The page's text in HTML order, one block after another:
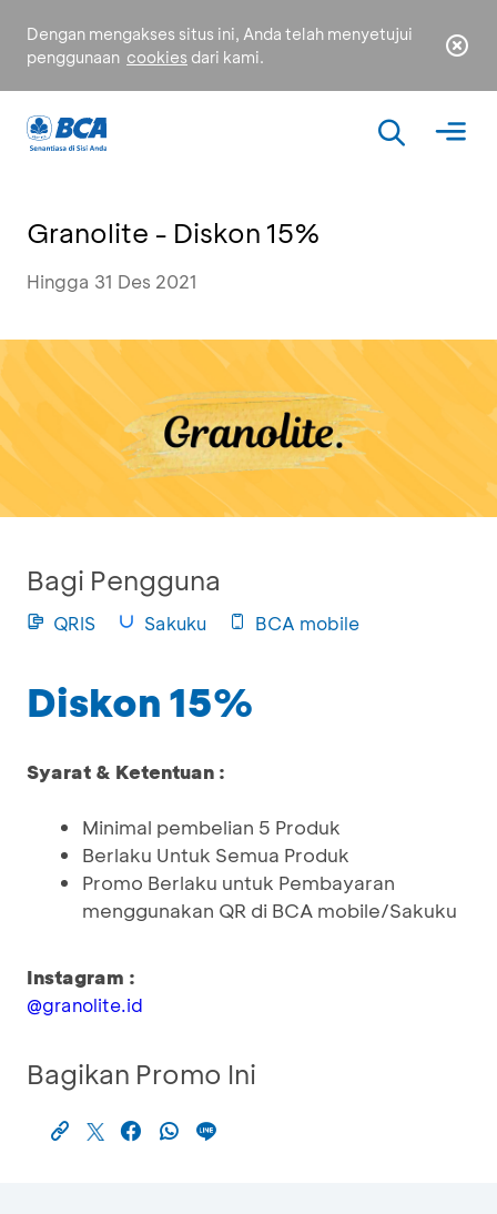
Dengan mengakses situs ini, Anda telah menyetujui
penggunaan cookies dari kami.
Granolite - Diskon 15%
Hingga 31 Des 2021
Bagi Pengguna
QRIS Sakuku BCA mobile
Diskon 15%
Syarat & Ketentuan :
Minimal pembelian 5 Produk
Berlaku Untuk Semua Produk
Promo Berlaku untuk Pembayaran
menggunakan QR di BCA mobile/Sakuku
Instagram :
@granolite.id
Bagikan Promo Ini